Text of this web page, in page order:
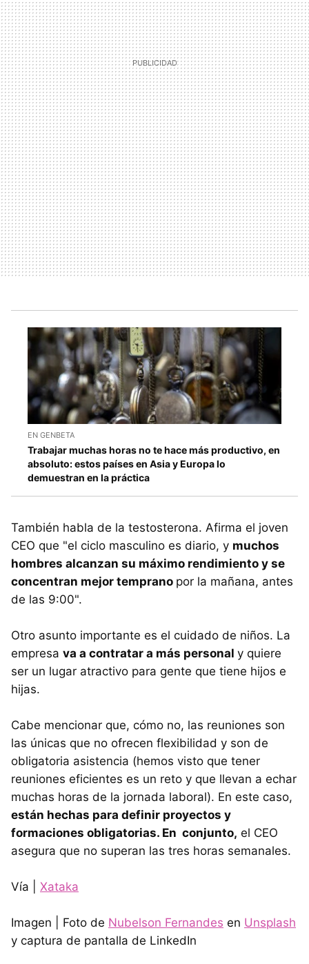
EN GENBETA
Trabajar muchas horas no te hace más productivo, en
absoluto: estos países en Asia y Europa lo
demuestran en la práctica
También habla de la testosterona. Afirma el joven
CEO que "el ciclo masculino es diario, y muchos
hombres alcanzan su máximo rendimiento y se
concentran mejor temprano por la mañana, antes
de las 9:00".
Otro asunto importante es el cuidado de niños. La
empresa va a contratar a más personal y quiere
ser un lugar atractivo para gente que tiene hijos e
hijas.
Cabe mencionar que, cómo no, las reuniones son
las únicas que no ofrecen flexibilidad y son de
obligatoria asistencia (hemos visto que tener
reuniones eficientes es un reto y que llevan a echar
muchas horas de la jornada laboral). En este caso,
están hechas para definir proyectos y
formaciones obligatorias. En conjunto, el CEO
asegura que no superan las tres horas semanales.
Vía | Xataka
Imagen | Foto de Nubelson Fernandes en Unsplash
y captura de pantalla de LinkedIn